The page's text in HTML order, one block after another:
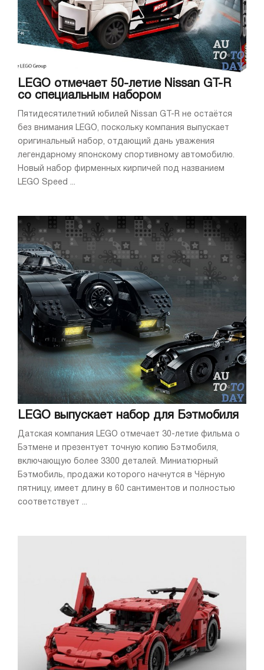
LEGO отмечает 50-летие Nissan GT-R
со специальным набором
Пятидесятилетний юбилей Nissan GT-R не остаётся
без внимания LEGO, поскольку компания выпускает
оригинальный набор, отдающий дань уважения
легендарному японскому спортивному автомобилю.
Новый набор фирменных кирпичей под названием
LEGO Speed ...
LEGO выпускает набор для Бэтмобиля
Датская компания LEGO отмечает 30-летие фильма о
Бэтмене и презентует точную копию Бэтмобиля,
включающую более 3300 деталей. Миниатюрный
Бэтмобиль, продажи которого начнутся в Чёрную
пятницу, имеет длину в 60 сантиментов и полностью
соответствует ...